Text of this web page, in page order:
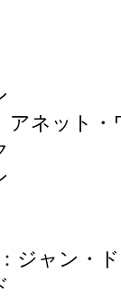
アネット・
ジャン・